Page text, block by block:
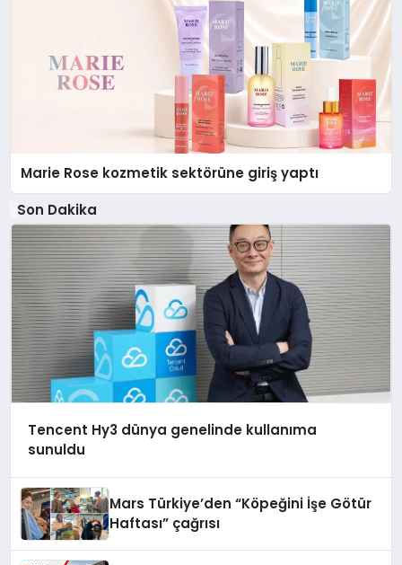
Marie Rose kozmetik sektörüne giriş yaptı
Son Dakika
Tencent Hy3 dünya genelinde kullanıma
sunuldu
Mars Türkiye’den “Köpeğini İşe Götür
Haftası” çağrısı